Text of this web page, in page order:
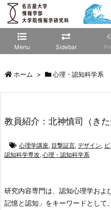
Menu Sidebar
ホーム > 心理・認知科学系
教員紹介：北神慎司（きた
心理学講座, 目撃証言, デザイン,
認知科学専攻, 心理・認知科学系
研究内容専門は、認知心理学およ
記憶と認知」をキーワードとして